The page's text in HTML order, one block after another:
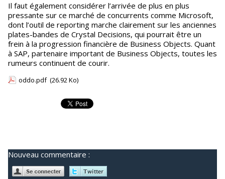
Il faut également considérer l’arrivée de plus en plus
pressante sur ce marché de concurrents comme Microsoft,
dont l’outil de reporting marche clairement sur les anciennes
plates-bandes de Crystal Decisions, qui pourrait être un
frein à la progression financière de Business Objects. Quant
à SAP, partenaire important de Business Objects, toutes les
rumeurs continuent de courir.
oddo.pdf (26.92 Ko)
Nouveau commentaire :